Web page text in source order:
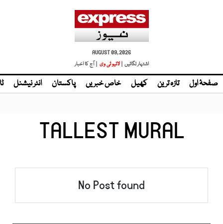
AUGUST 09, 2026
اشتہار لگائیں | لائیو ٹی وی | آج کا اخبار
صفحۂ اول تازہ ترین کھیل خاص خبریں پاکستان انٹر نیشنل
TALLEST MURAL
No Post found